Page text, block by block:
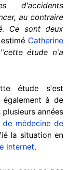
d'accidents
au contraire
Ce sont deux
Catherine
cette étude n'a
étude s'est
à de
années
de médecine de
la situation en
internet.